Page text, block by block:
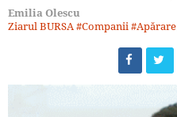
Emilia Olescu
Ziarul BURSA#Companii#Apărare